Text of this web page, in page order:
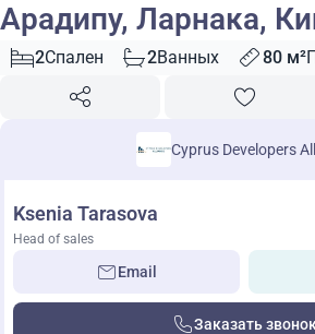
Арадипу, Ларнака,
2Спален 2Ванных 80 м²
Cyprus Developers
Ksenia Tarasova
Head of sales
Email
Заказать